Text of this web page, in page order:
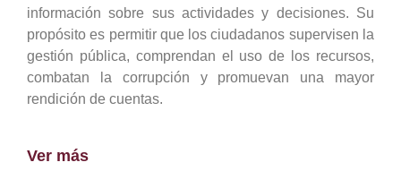
información sobre sus actividades y decisiones. Su
propósito es permitir que los ciudadanos supervisen la
gestión pública, comprendan el uso de los recursos,
combatan la corrupción y promuevan una mayor
rendición de cuentas.
Ver más